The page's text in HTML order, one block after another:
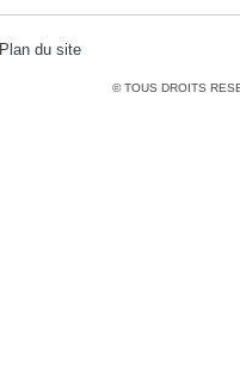
Plan du site
© TOUS DROITS